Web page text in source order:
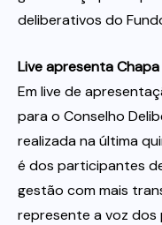
deliberativos do
Live apresenta Chapa
Em live de
para o Conselho
realizada na última
é dos participantes
gestão com mais
represente a voz